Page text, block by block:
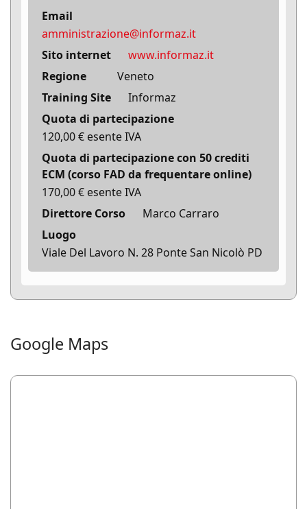
Email
amministrazione@informaz.it
Sito internet
www.informaz.it
Regione
Veneto
Training Site
Informaz
Quota di partecipazione
120,00 € esente IVA
Quota di partecipazione con 50 crediti
ECM (corso FAD da frequentare online)
170,00 € esente IVA
Direttore Corso
Marco Carraro
Luogo
Viale Del Lavoro N. 28 Ponte San Nicolò PD
Google Maps